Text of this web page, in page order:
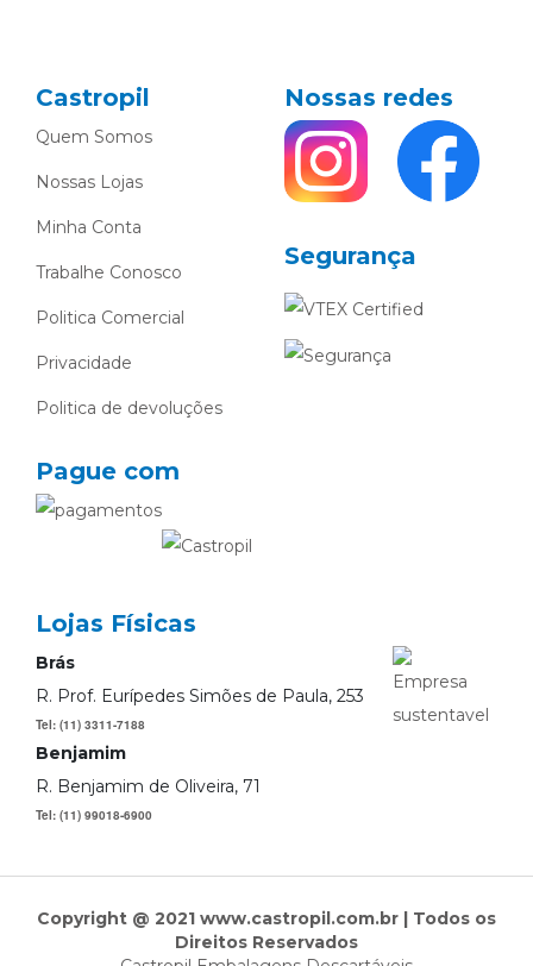
Castropil
Quem Somos
Nossas Lojas
Minha Conta
Trabalhe Conosco
Politica Comercial
Privacidade
Politica de devoluções
Nossas redes
Segurança
Pague com
Lojas Físicas
Brás
R. Prof. Eurípedes Simões de Paula, 253
Tel: (11) 3311-7188
Benjamim
R. Benjamim de Oliveira, 71
Tel: (11) 99018-6900
Copyright @ 2021 www.castropil.com.br | Todos os
Direitos Reservados